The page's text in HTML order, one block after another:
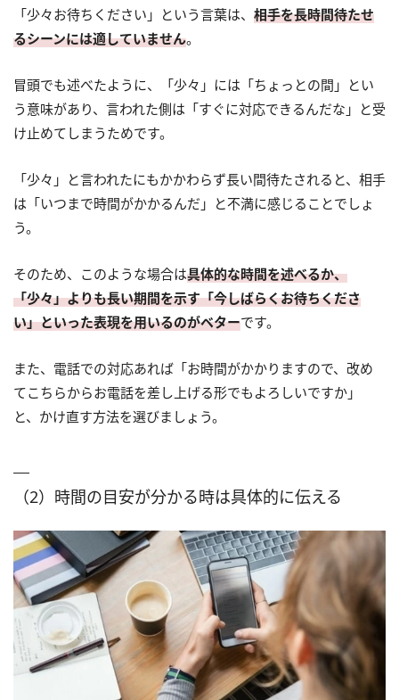
「少々お待ちください」という言葉は、 相手を長時間待たせ
るシーンには適していません。
冒頭でも述べたように、「少々」には「ちょっとの間」とい
う意味があり、言われた側は「すぐに対応できるんだな」と受
け止めてしまうためです。
「少々」と言われたにもかかわらず長い間待たされると、相手
は「いつまで時間がかかるんだ」と不満に感じることでしょ
う。
そのため、このような場合は具体的な時間を述べるか、
「少々」よりも長い期間を示す「今しばらくお待ちくださ
い」といった表現を用いるのがベターです。
また、電話での対応あれば「お時間がかかりますので、改め
てこちらからお電話を差し上げる形でもよろしいですか」
と、かけ直す方法を選びましょう。
（2）時間の目安が分かる時は具体的に伝える